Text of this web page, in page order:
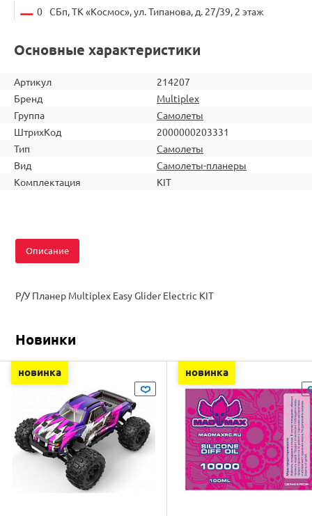
0 СБп, ТК «Космос», ул. Типанова, д. 27/39, 2 этаж
Основные характеристики
Артикул
214207
Бренд
Multiplex
Группа
Самолеты
ШтрихКод
2000000203331
Тип
Самолеты
Вид
Самолеты-планеры
Комплектация
KIT
Описание
Р/У Планер Multiplex Easy Glider Electric KIT
Новинки
новинка новинка